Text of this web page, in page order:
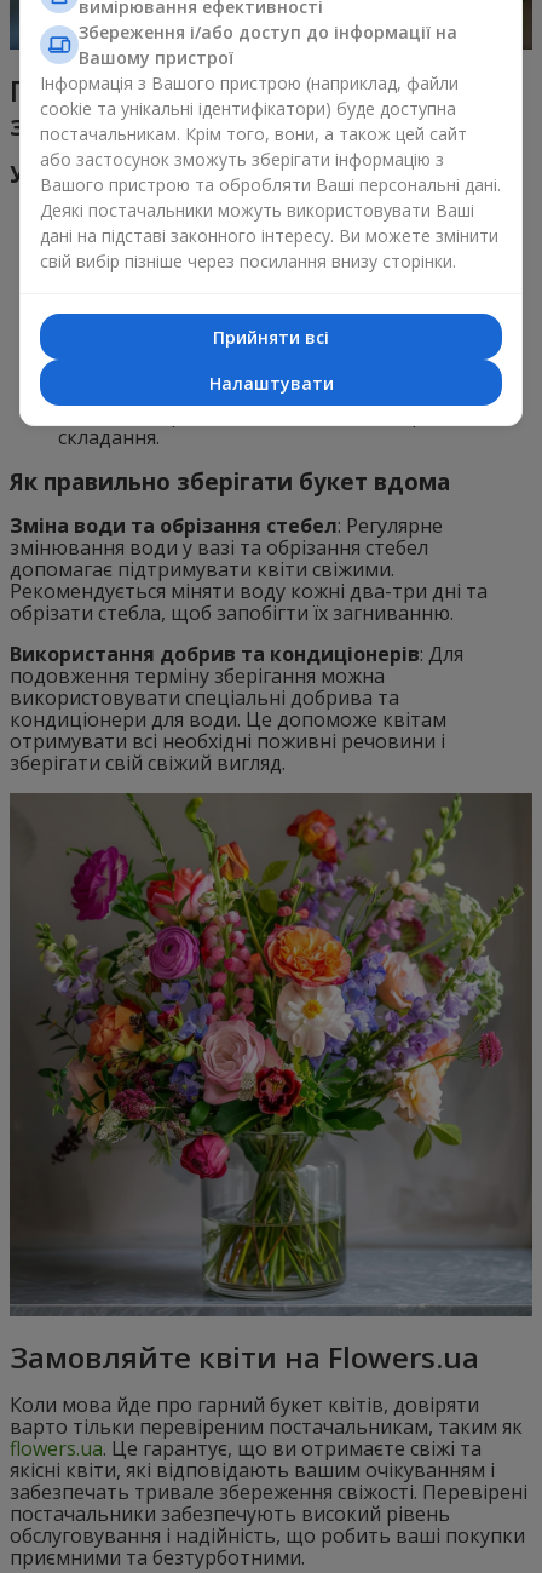
Поради від флориста по догляду
за букетом
Уникнення типових помилок
Неправильне обрізання стебел:Важливо
правильно обрізати стебла, щоб уникнути
потрапляння повітря в їх порожнини, що може
Використання неякісних матеріалів:
Використання неякісних квітів або матеріалів
може вплинути на тривалість зберігання букета.
складання.
Як правильно зберігати букет вдома
Зміна води та обрізання стебел: Регулярне
змінювання води у вазі та обрізання стебел
допомагає підтримувати квіти свіжими.
Рекомендується міняти воду кожні два-три дні та
обрізати стебла, щоб запобігти їх загниванню.
Використання добрив та кондиціонерів: Для
подовження терміну зберігання можна
використовувати спеціальні добрива та
кондиціонери для води. Це допоможе квітам
отримувати всі необхідні поживні речовини і
зберігати свій свіжий вигляд.
Замовляйте квіти на Flowers.ua
Коли мова йде про гарний букет квітів, довіряти
варто тільки перевіреним постачальникам, таким як
flowers.ua. Це гарантує, що ви отримаєте свіжі та
якісні квіти, які відповідають вашим очікуванням і
забезпечать тривале збереження свіжості. Перевірені
постачальники забезпечують високий рівень
обслуговування і надійність, що робить ваші покупки
приємними та безтурботними.
вимірювання ефективності
Збереження і/або доступ до інформації на
Вашому пристрої
Інформація з Вашого пристрою (наприклад, файли
cookie та унікальні ідентифікатори) буде доступна
постачальникам. Крім того, вони, а також цей сайт
або застосунок зможуть зберігати інформацію з
Вашого пристрою та обробляти Ваші персональні дані.
Деякі постачальники можуть використовувати Ваші
дані на підставі законного інтересу. Ви можете змінити
свій вибір пізніше через посилання внизу сторінки.
Прийняти всі
Налаштувати